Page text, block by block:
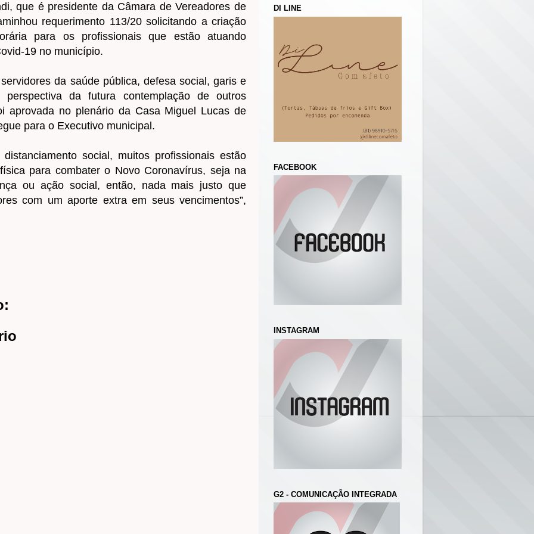
que é presidente da Câmara de Vereadores de
requerimento 113/20 solicitando a criação
para os profissionais que estão atuando
19 no município.
da saúde pública, defesa social, garis e
da futura contemplação de outros
aprovada no plenário da Casa Miguel Lucas de
para o Executivo municipal.
social, muitos profissionais estão
para combater o Novo Coronavírus, seja na
ou ação social, então, nada mais justo que
com um aporte extra em seus vencimentos”,
DI LINE
FACEBOOK
INSTAGRAM
G2 - COMUNICAÇÃO INTEGRADA